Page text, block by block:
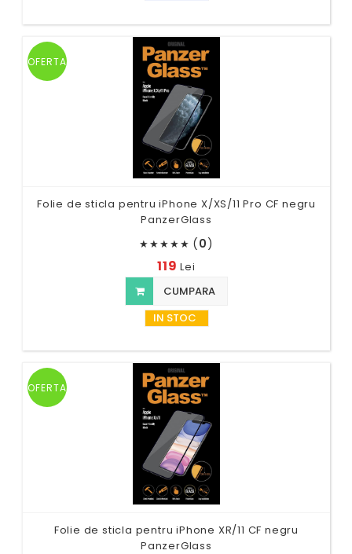
OFERTA
Folie de sticla pentru iPhone X/XS/11 Pro CF negru
PanzerGlass
★★★★★ (0)
119Lei
CUMPARA
IN STOC
OFERTA
Folie de sticla pentru iPhone XR/11 CF negru
PanzerGlass